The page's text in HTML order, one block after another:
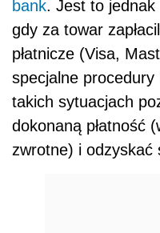
bank. Jest to jednak
gdy za towar
płatnicze (Visa,
specjalne
takich sytuacjach
dokonaną płatność
zwrotne) i odzyskać